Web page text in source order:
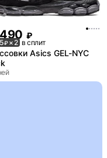
₽
₽× 2 в сплит
Asics GEL-NYC